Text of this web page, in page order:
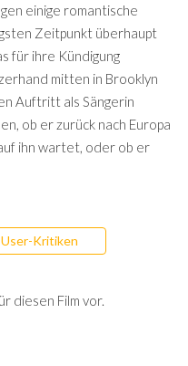
einige romantische
Zeitpunkt überhaupt
für ihre Kündigung
mitten in Brooklyn
Auftritt als Sängerin
ob er zurück nach Europa
ihn wartet, oder ob er
User-Kritiken
diesen Film vor.